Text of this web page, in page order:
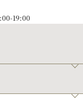
こちら
イン相談
い合わせ
19:00